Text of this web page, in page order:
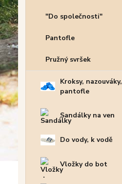
"Do společnosti"
Pantofle
Pružný svršek
Kroksy, nazouváky,
pantofle
Sandálky na ven
Do vody, k vodě
Vložky do bot